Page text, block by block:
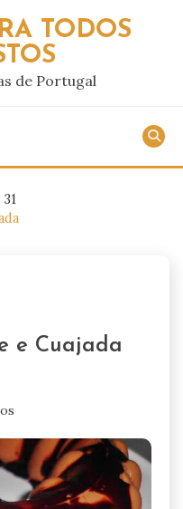
TODOS
de Portugal
31
e Cuajada